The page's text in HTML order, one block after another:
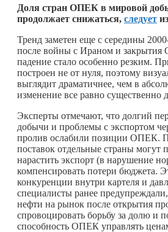
Доля стран ОПЕК в мировой
продолжает снижаться, следует
Тренд заметен еще с середины
после войны с Ираном и закрытия
падение стало особенно резким.
построен не от нуля, поэтому
выглядит драматичнее, чем в
изменение все равно существенно
Эксперты отмечают, что долгий
добычи и проблемы с экспортом
пролив ослабили позиции ОПЕК.
поставок отдельные страны могут
нарастить экспорт (в нарушение
компенсировать потери бюджета.
конкуренции внутри картеля и
специалисты ранее
нефти на рынок после открытия
спровоцировать борьбу за долю и
способность ОПЕК управлять